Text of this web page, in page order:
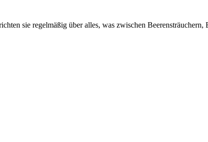
sie regelmäßig über alles, was zwischen Beerensträuchern,